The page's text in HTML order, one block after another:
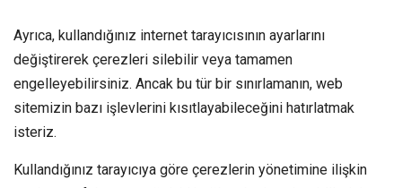
Ayrıca, kullandığınız internet tarayıcısının ayarlarını
değiştirerek çerezleri silebilir veya tamamen
engelleyebilirsiniz. Ancak bu tür bir sınırlamanın, web
sitemizin bazı işlevlerini kısıtlayabileceğini hatırlatmak
isteriz.
Kullandığınız tarayıcıya göre çerezlerin yönetimine ilişkin